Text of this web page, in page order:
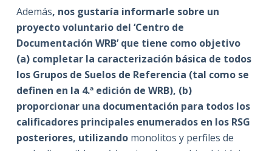
Además, nos gustaría informarle sobre un
proyecto voluntario del ‘Centro de
Documentación WRB’ que tiene como objetivo
(a) completar la caracterización básica de todos
los Grupos de Suelos de Referencia (tal como se
definen en la 4.ª edición de WRB), (b)
proporcionar una documentación para todos los
calificadores principales enumerados en los RSG
posteriores, utilizandomonolitos y perfiles de